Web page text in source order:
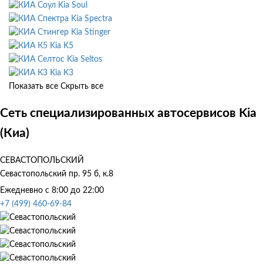
Kia Soul
Kia Spectra
Kia Stinger
Kia K5
Kia Seltos
Kia K3
Показать все Скрыть все
Сеть специализированных автосервисов Kia
(Киа)
СЕВАСТОПОЛЬСКИЙ
Севастопольский пр. 95 б, к.8
Ежедневно с 8:00 до 22:00
+7 (499) 460-69-84